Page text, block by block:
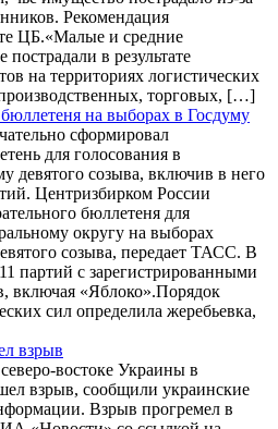
Рекомендация
ЦБ.«Малые и средние
в результате
на территориях логистических
торговых, […]
на выборах в Госдуму
сформировал
для голосования в
девятого созыва, включив в него
Центризбирком России
бюллетеня для
округу на выборах
созыва, передает ТАСС. В
партий с зарегистрированными
включая «Яблоко».Порядок
сил определила жеребьевка,
взрыв
востоке Украины в
взрыв, сообщили украинские
Взрыв прогремел в